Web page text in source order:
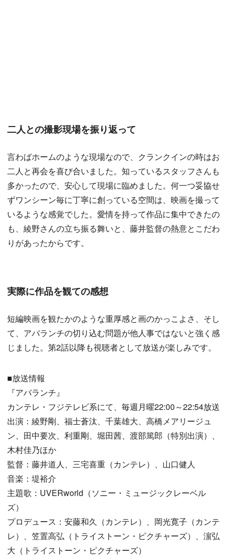
二人との撮影現場を振り返って
言わばホームのような現場なので、クランクインの時はお
二人と再会を喜び合いました。知っているスタッフさんも
多かったので、安心して現場に臨めました。何一つ妥協せ
ずワンシーン毎に丁寧に創っている空間は、映画を撮って
いるような感覚でした。愛情を持って作品に集中できたの
も、綾野さんの立ち振る舞いと、藤井監督の熱意とこだわ
りがあったからです。
実際に作品を観ての感想
短編映画を観たかのような重厚感と画のかっこよさ、そし
て、アバランチの切り込む問題が他人事ではないと強く感
じました。第2話以降も視聴者として放送が楽しみです。
■放送情報
『アバランチ』
カンテレ・フジテレビ系にて、毎週月曜22:00～22:54放送
出演：綾野剛、福士蒼汰、千葉雄大、高橋メアリージュ
ン、田中要次、利重剛、堀田茜、渡部篤郎（特別出演）、
木村佳乃ほか
監督：藤井道人、三宅喜重（カンテレ）、山口健人
音楽：堤裕介
主題歌：UVERworld（ソニー・ミュージックレーベル
ズ）
プロデュース：安藤和久（カンテレ）、岡光寛子（カンテ
レ）、笠置高弘（トライストーン・ピクチャーズ）、濵弘
大（トライストーン・ピクチャーズ）